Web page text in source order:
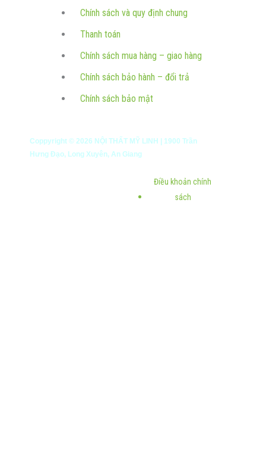
Chính sách và quy định chung
Thanh toán
Chính sách mua hàng – giao hàng
Chính sách bảo hành – đổi trả
Chính sách bảo mật
Coppyright © 2026 NỘI THẤT MỸ LINH | 1900 Trần
Hưng Đạo, Long Xuyên, An Giang
Điều khoản chính
sách